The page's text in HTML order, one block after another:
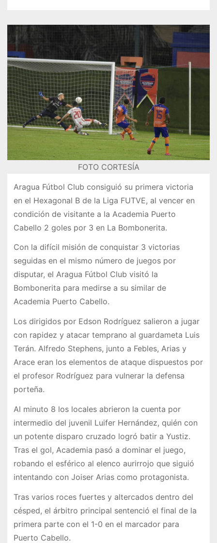
FOTO CORTESÍA
Aragua Fútbol Club consiguió su primera victoria
en el Hexagonal B de la Liga FUTVE, al vencer en
condición de visitante a la Academia Puerto
Cabello 2 goles por 3 en La Bombonerita.
Con la difícil misión de conquistar 3 victorias
seguidas en el mismo número de juegos por
disputar, el Aragua Fútbol Club visitó la
Bombonerita para medirse a su similar de
Academia Puerto Cabello.
Los dirigidos por Edson Rodríguez salieron a jugar
con rapidez y atacar temprano al guardameta Luis
Terán. Alfredo Stephens, junto a Febles, Arias y
Arace eran los elementos de ataque dispuestos por
el profesor Rodríguez para vulnerar la defensa
porteña.
Al minuto 8 los locales abrieron la cuenta por
intermedio del juvenil Luifer Hernández, quién con
un potente disparo cruzado logró batir a Yustiz.
Tras el gol, Academia pasó a dominar el juego,
robando el esférico al elenco aurirrojo que siguió
intentando con Joiser Arias como protagonista.
Tras varios roces fuertes y altercados dentro del
césped, el árbitro principal sentenció el final de la
primera parte con el 1-0 en el marcador para
Puerto Cabello.